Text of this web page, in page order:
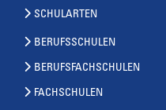
SCHULARTEN
BERUFSSCHULEN
BERUFSFACHSCHULEN
FACHSCHULEN